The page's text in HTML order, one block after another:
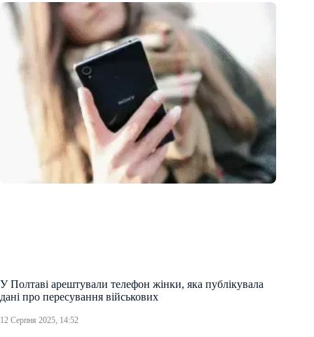
У Полтаві арештували телефон жінки, яка публікувала
дані про пересування військових
12 Серпня 2025, 14:52